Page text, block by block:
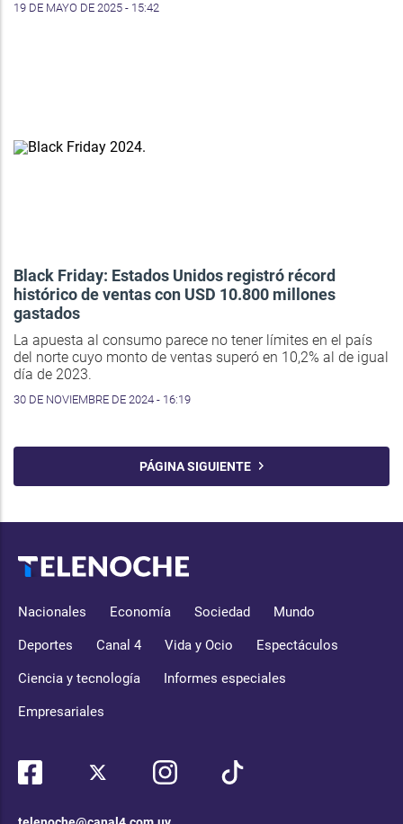
19 DE MAYO DE 2025 - 15:42
Black Friday: Estados Unidos registró récord
histórico de ventas con USD 10.800 millones
gastados
La apuesta al consumo parece no tener límites en el país
del norte cuyo monto de ventas superó en 10,2% al de igual
día de 2023.
30 DE NOVIEMBRE DE 2024 - 16:19
PÁGINA SIGUIENTE
Nacionales Economía Sociedad Mundo
Deportes Canal 4 Vida y Ocio Espectáculos
Ciencia y tecnología Informes especiales
Empresariales